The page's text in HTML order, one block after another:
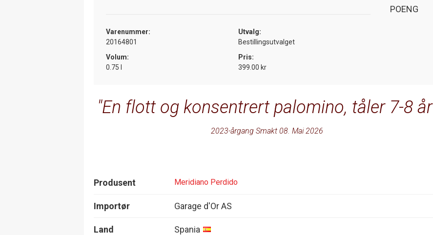
Varenummer:
20164801
Utvalg:
Bestillingsutvalget
Volum:
0.75 l
Pris:
399.00 kr
POENG
En flott og konsentrert palomino, tåler 7-8 år
2023-årgang Smakt 08. Mai 2026
Produsent Meridiano Perdido
Importør Garage d'Or AS
Land Spania